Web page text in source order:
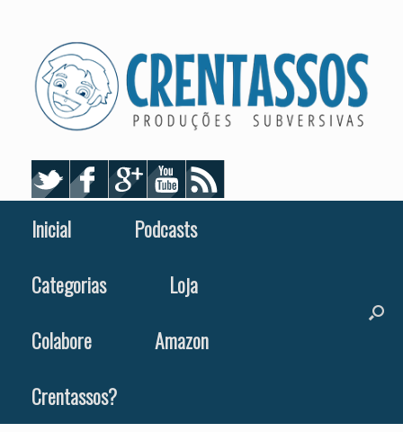
Inicial
Podcasts
Categorias
Loja
Colabore
Amazon
Crentassos?